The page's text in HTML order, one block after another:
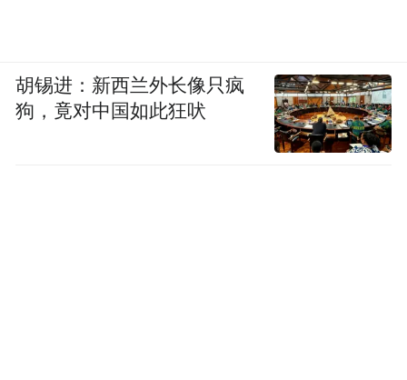
胡锡进：新西兰外长像只疯
狗，竟对中国如此狂吠